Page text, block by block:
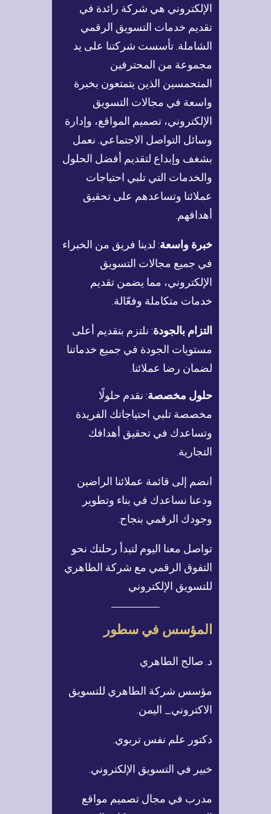
الإلكتروني هي شركة رائدة في
تقديم خدمات التسويق الرقمي
الشاملة. تأسست شركتنا على يد
مجموعة من المحترفين
المتحمسين الذين يتمتعون بخبرة
واسعة في مجالات التسويق
الإلكتروني، تصميم المواقع، وإدارة
وسائل التواصل الاجتماعي. نعمل
بشغف وإبداع لتقديم أفضل الحلول
والخدمات التي تلبي احتياجات
عملائنا وتساعدهم على تحقيق
أهدافهم.
خبرة واسعة: لدينا فريق من الخبراء
في جميع مجالات التسويق
الإلكتروني، مما يضمن تقديم
خدمات متكاملة وفعّالة.
التزام بالجودة: نلتزم بتقديم أعلى
مستويات الجودة في جميع خدماتنا
لضمان رضا عملائنا.
حلول مخصصة: نقدم حلولًا
مخصصة تلبي احتياجاتك الفريدة
وتساعدك في تحقيق أهدافك
التجارية.
انضم إلى قائمة عملائنا الراضين
ودعنا نساعدك في بناء وتطوير
وجودك الرقمي بنجاح.
تواصل معنا اليوم لتبدأ رحلتك نحو
التفوق الرقمي مع شركة الطاهري
للتسويق الإلكتروني
المؤسس في سطور
د. صالح الطاهري
مؤسس شركة الطاهري للتسويق
الاكتروني_ اليمن.
دكتور علم نفس تربوي.
خبير في التسويق الإلكتروني.
مدرب في مجال تصميم مواقع